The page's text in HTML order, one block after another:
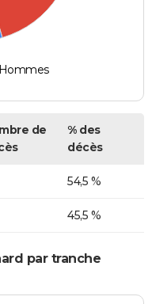
Hommes
de
% des
décès
54,5 %
45,5 %
par tranche